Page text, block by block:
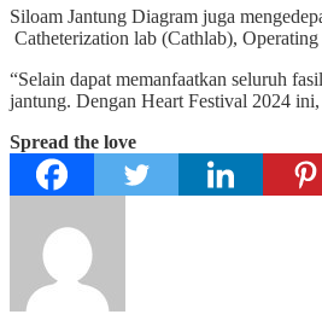
Siloam Jantung Diagram juga
Catheterization lab (Cathlab),
“Selain dapat memanfaatkan seluruh
jantung. Dengan Heart Festival 2024
Spread the love